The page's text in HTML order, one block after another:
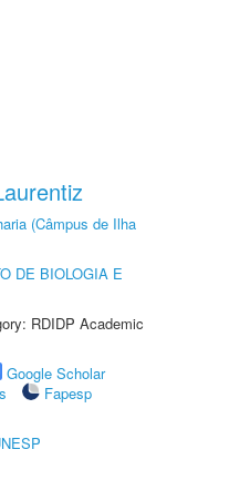
(Câmpus de Ilha
DE BIOLOGIA E
RDIDP Academic
Google Scholar
Fapesp